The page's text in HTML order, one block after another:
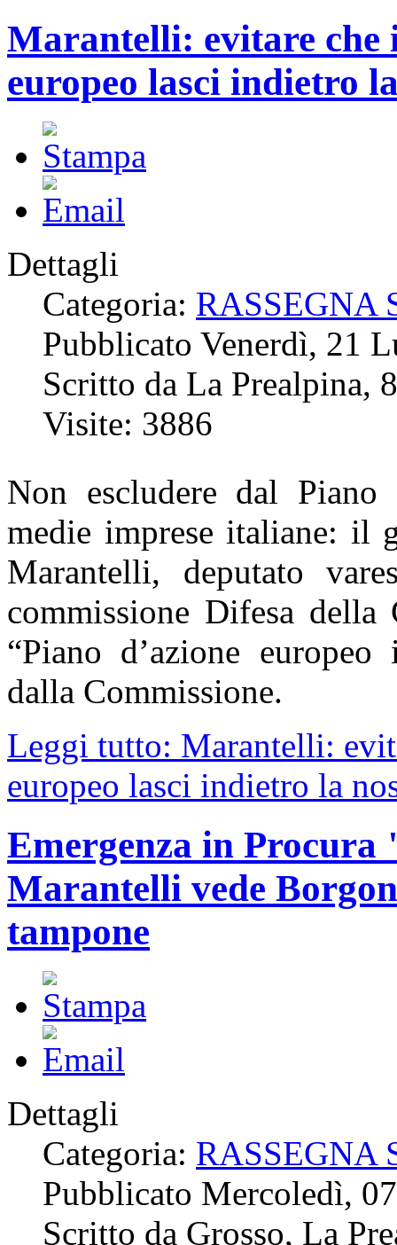
Marantelli: evitare che
europeo lasci indietro
Dettagli
Categoria: RASSEGNA
Pubblicato Venerdì, 21
Scritto da La Prealpina,
Visite: 3886
Non escludere dal
medie imprese italiane: il
Marantelli, deputato
commissione Difesa della
“Piano d’azione
dalla Commissione.
Leggi tutto: Marantelli:
europeo lasci indietro la
Emergenza in
Marantelli vede
tampone
Dettagli
Categoria: RASSEGNA
Pubblicato Mercoledì,
Scritto da Grosso, La